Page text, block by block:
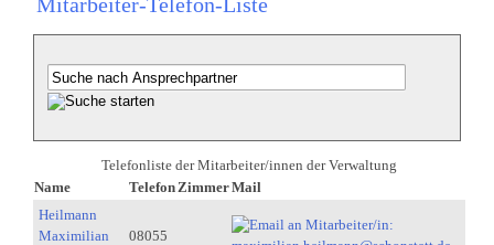
Telefonliste der Mitarbeiter/innen der Verwaltung
Name
Telefon ZimmerMail
Heilmann
Maximilian
08055